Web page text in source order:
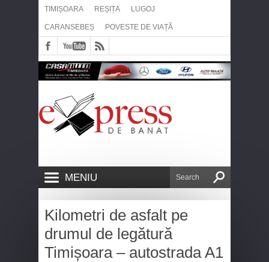
TIMIȘOARA REȘIȚA LUGOJ
CARANSEBEȘ POVESTE DE VIAȚĂ
MENIU
Kilometri de asfalt pe
drumul de legătură
Timișoara – autostrada A1